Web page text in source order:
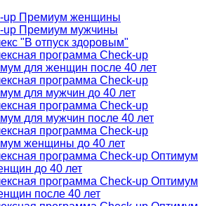
up Премиум женщины
up Премиум мужчины
"В отпуск здоровым"
программа Check-up
для женщин после 40 лет
программа Check-up
для мужчин до 40 лет
программа Check-up
для мужчин после 40 лет
программа Check-up
женщины до 40 лет
программа Check-up Оптимум
до 40 лет
программа Check-up Оптимум
после 40 лет